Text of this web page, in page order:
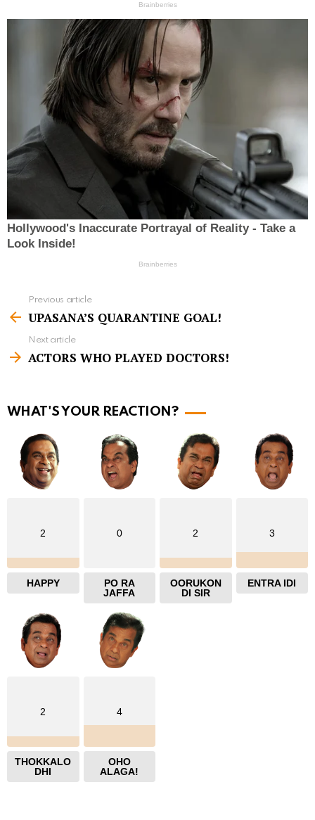
e
m
r
Previous article
UPASANA’S QUARANTINE GOAL!
Next article
ACTORS WHO PLAYED DOCTORS!
WHAT'S YOUR REACTION?
2
HAPPY
0
PO RA
JAFFA
2
OORUKON
DI SIR
3
ENTRA IDI
2
THOKKALO
DHI
4
OHO
ALAGA!